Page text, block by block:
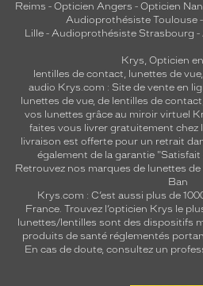
Reims - Opticien Angers - Opticien
Audioprothésiste Toulouse-
Lille- Audioprothésiste Strasbourg -
Krys, Opticien
lentilles de contact, lunettes de vue,
audio Krys.com : Site de vente en
lunettes de vue, de lentilles de contact
vos lunettes grâce au miroir virtuel
faites vous livrer gratuitement chez
livraison est offerte pour un retrait
également de la garantie
Retrouvez nos marques de lunettes de
Ban
Krys.com : C’est aussi plus de
France. Trouvez l’opticien Krys le
lunettes/lentilles sont des dispositifs
produits de santé réglementés
En cas de doute, consultez un